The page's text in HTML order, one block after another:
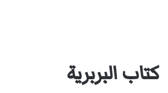
كتاب البربرية